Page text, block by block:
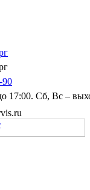
90
17:00. Сб, Вс –